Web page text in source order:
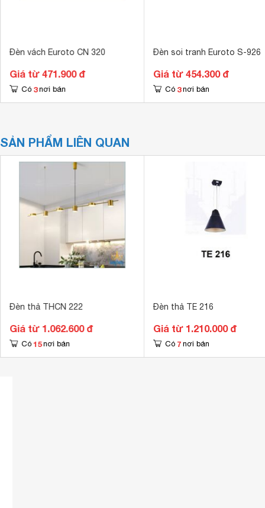
Đèn vách Euroto CN 320
Giá từ 471.900 đ
Có 3 nơi bán
Đèn soi tranh Euroto S-926
Giá từ 454.300 đ
Có 3 nơi bán
SẢN PHẨM LIÊN QUAN
Đèn thả THCN 222
Giá từ 1.062.600 đ
Có 15 nơi bán
Đèn thả TE 216
Giá từ 1.210.000 đ
Có 7 nơi bán